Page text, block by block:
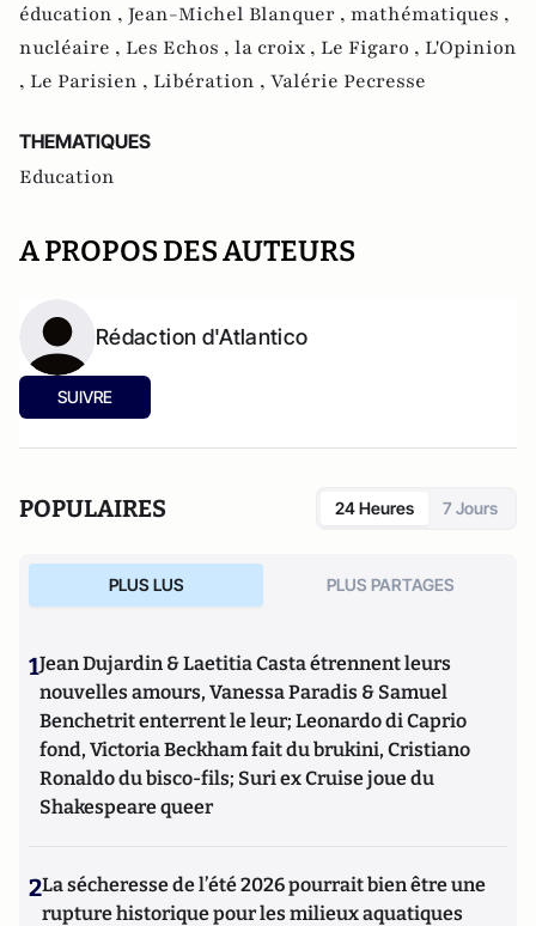
éducation , Jean-Michel Blanquer , mathématiques ,
nucléaire , Les Echos , la croix , Le Figaro , L'Opinion
, Le Parisien , Libération , Valérie Pecresse
THEMATIQUES
Education
A PROPOS DES AUTEURS
Rédaction d'Atlantico
SUIVRE
POPULAIRES 24 Heures 7 Jours
PLUS LUS PLUS PARTAGES
1Jean Dujardin & Laetitia Casta étrennent leurs
nouvelles amours, Vanessa Paradis & Samuel
Benchetrit enterrent le leur; Leonardo di Caprio
fond, Victoria Beckham fait du brukini, Cristiano
Ronaldo du bisco-fils; Suri ex Cruise joue du
Shakespeare queer
2La sécheresse de l’été 2026 pourrait bien être une
rupture historique pour les milieux aquatiques